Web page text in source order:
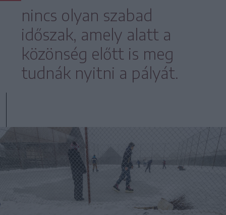
nincs olyan szabad
időszak, amely alatt a
közönség előtt is meg
tudnák nyitni a pályát.